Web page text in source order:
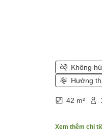
Không
Hướng
42 m²
Xem thêm chi